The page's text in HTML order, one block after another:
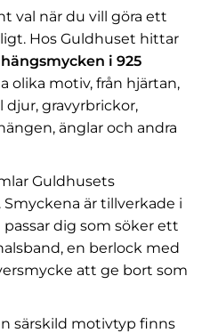
val när du vill göra ett
Hos Guldhuset hittar
i 925
olika motiv, från hjärtan,
djur, gravyrbrickor,
änglar och andra
Guldhusets
är tillverkade i
dig som söker ett
en berlock med
att ge bort som
särskild motivtyp finns